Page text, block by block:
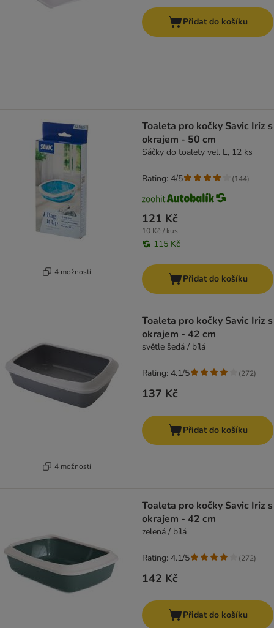
Přidat do košíku
4 možností
Toaleta pro kočky Savic Iriz s
okrajem - 50 cm
Sáčky do toalety vel. L, 12 ks
121 Kč
10 Kč / kus
115 Kč
Rating: 4/5 (144)
Přidat do košíku
4 možností
Toaleta pro kočky Savic Iriz s
okrajem - 42 cm
světle šedá / bílá
137 Kč
Rating: 4.1/5 (272)
Přidat do košíku
Toaleta pro kočky Savic Iriz s
okrajem - 42 cm
zelená / bílá
142 Kč
Rating: 4.1/5 (272)
Přidat do košíku